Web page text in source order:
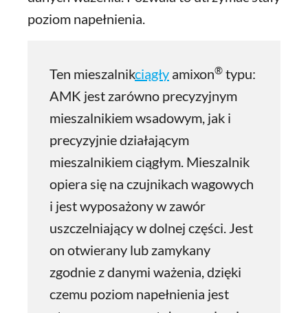
poziom napełnienia.
Ten mieszalnikciągły amixon® typu:
AMK jest zarówno precyzyjnym
mieszalnikiem wsadowym, jak i
precyzyjnie działającym
mieszalnikiem ciągłym. Mieszalnik
opiera się na czujnikach wagowych
i jest wyposażony w zawór
uszczelniający w dolnej części. Jest
on otwierany lub zamykany
zgodnie z danymi ważenia, dzięki
czemu poziom napełnienia jest